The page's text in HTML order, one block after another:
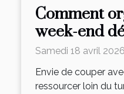
Comment
week-end
nature ?
Samedi 18 avril 2026
Envie de couper
ressourcer loin du